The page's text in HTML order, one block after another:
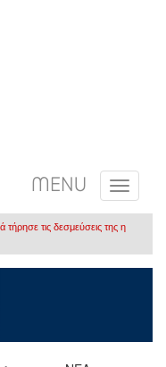
MENU
τήρησε τις δεσμεύσεις της η